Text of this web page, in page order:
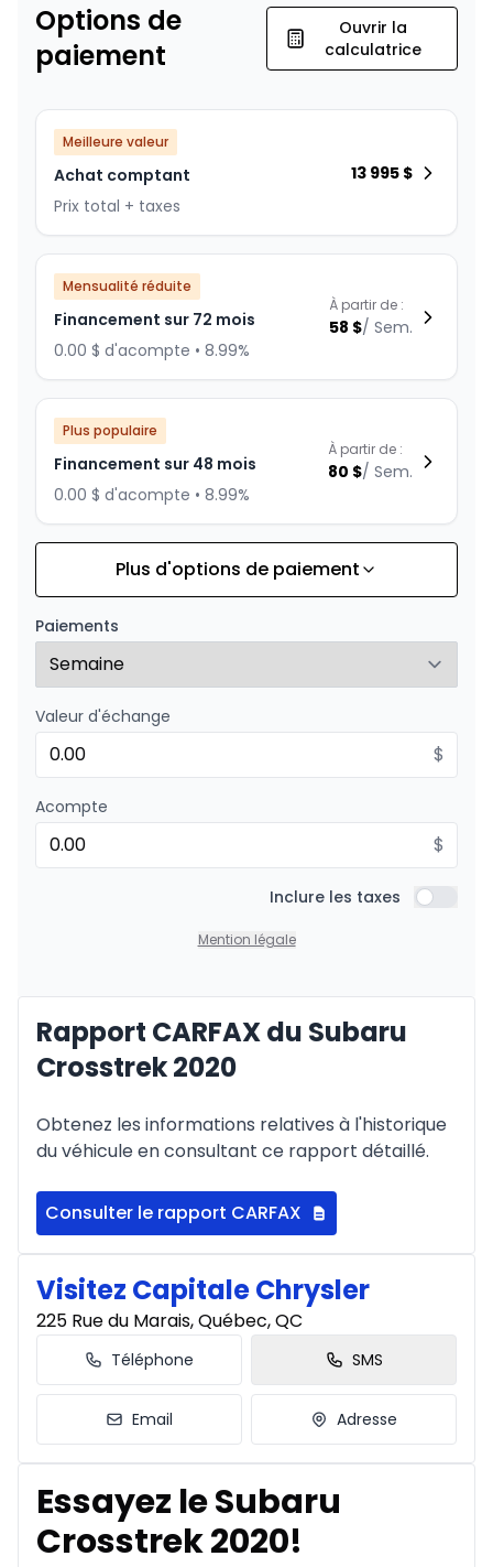
Options de
paiement
Ouvrir la
calculatrice
Meilleure valeur
Achat comptant
Prix total + taxes
13 995 $
Mensualité réduite
Financement sur 72 mois
0.00 $ d'acompte • 8.99%
À partir de :
58 $/ Sem.
Plus populaire
Financement sur 48 mois
0.00 $ d'acompte • 8.99%
À partir de :
80 $/ Sem.
Financement sur 60 mois
0.00 $ d'acompte • 8.99%
À partir de :
Financement sur 36 mois
Financement sur 36 mois
0.00 $ d'acompte • 8.99%
À partir de :
Financement sur 24 mois
148 $/Sem.
Plus d'options de paiement
Paiements
Valeur d'échange
$
Acompte
$
Inclure les taxes Inclure
Mention légale
Rapport CARFAX du Subaru
Crosstrek 2020
Obtenez les informations relatives à l'historique
du véhicule en consultant ce rapport détaillé.
Consulter le rapport CARFAX
Visitez Capitale Chrysler
225 Rue du Marais, Québec, QC
Téléphone SMS
Email Adresse
Essayez le Subaru
Crosstrek 2020!